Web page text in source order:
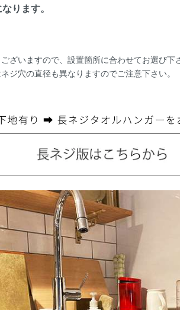
ります。
ざいますので、設置箇所に合わせてお選び下
ジ穴の直径も異なりますのでご注意下さい。